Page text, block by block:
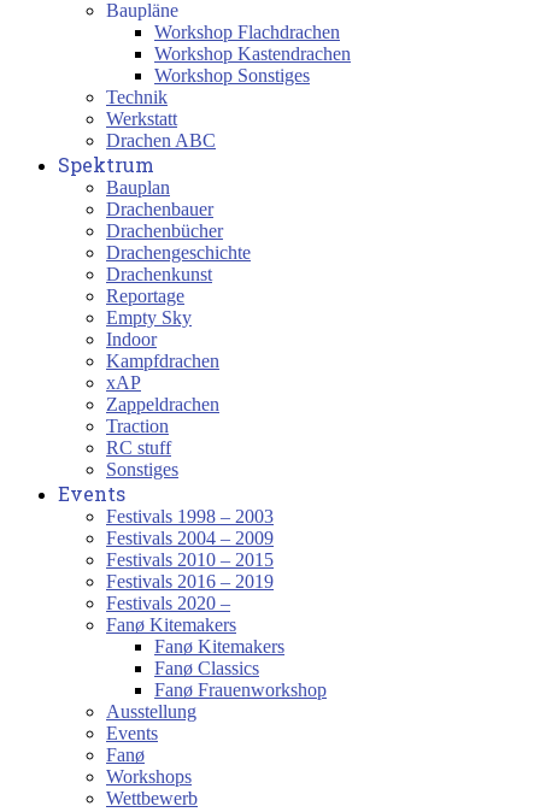
Baupläne
Workshop Flachdrachen
Workshop Kastendrachen
Workshop Sonstiges
Technik
Werkstatt
Drachen ABC
Spektrum
Bauplan
Drachenbauer
Drachenbücher
Drachengeschichte
Drachenkunst
Reportage
Empty Sky
Indoor
Kampfdrachen
xAP
Zappeldrachen
Traction
RC stuff
Sonstiges
Events
Festivals 1998 – 2003
Festivals 2004 – 2009
Festivals 2010 – 2015
Festivals 2016 – 2019
Festivals 2020 –
Fanø Kitemakers
Fanø Kitemakers
Fanø Classics
Fanø Frauenworkshop
Ausstellung
Events
Fanø
Workshops
Wettbewerb